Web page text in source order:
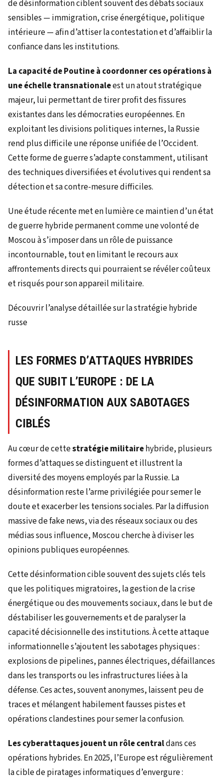
de désinformation ciblent souvent des débats sociaux
sensibles — immigration, crise énergétique, politique
intérieure — afin d’attiser la contestation et d’affaiblir la
confiance dans les institutions.
La capacité de Poutine à coordonner ces opérations à
une échelle transnationaleest un atout stratégique
majeur, lui permettant de tirer profit des fissures
existantes dans les démocraties européennes. En
exploitant les divisions politiques internes, la Russie
rend plus difficile une réponse unifiée de l’Occident.
Cette forme de guerre s’adapte constamment, utilisant
des techniques diversifiées et évolutives qui rendent sa
détection et sa contre-mesure difficiles.
Une étude récente met en lumière ce maintien d’un état
de guerre hybride permanent comme une volonté de
Moscou à s’imposer dans un rôle de puissance
incontournable, tout en limitant le recours aux
affrontements directs qui pourraient se révéler coûteux
et risqués pour son appareil militaire.
Découvrir l’analyse détaillée sur la stratégie hybride
russe
LES FORMES D’ATTAQUES HYBRIDES
QUE SUBIT L’EUROPE : DE LA
DÉSINFORMATION AUX SABOTAGES
CIBLÉS
Au cœur de cettestratégie militairehybride, plusieurs
formes d’attaques se distinguent et illustrent la
diversité des moyens employés par la Russie. La
désinformation reste l’arme privilégiée pour semer le
doute et exacerber les tensions sociales. Par la diffusion
massive de fake news, via des réseaux sociaux ou des
médias sous influence, Moscou cherche à diviser les
opinions publiques européennes.
Cette désinformation cible souvent des sujets clés tels
que les politiques migratoires, la gestion de la crise
énergétique ou des mouvements sociaux, dans le but de
déstabiliser les gouvernements et de paralyser la
capacité décisionnelle des institutions. À cette attaque
informationnelle s’ajoutent les sabotages physiques :
explosions de pipelines, pannes électriques, défaillances
dans les transports ou les infrastructures liées à la
défense. Ces actes, souvent anonymes, laissent peu de
traces et mélangent habilement fausses pistes et
opérations clandestines pour semer la confusion.
Les cyberattaques jouent un rôle centraldans ces
opérations hybrides. En 2025, l’Europe est régulièrement
la cible de piratages informatiques d’envergure :